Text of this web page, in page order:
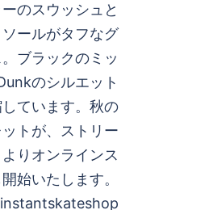
のスウッシュと
ールがタフなグ
ブラックのミッ
のシルエット
ています。秋の
トが、ストリー
りオンラインス
始いたします。